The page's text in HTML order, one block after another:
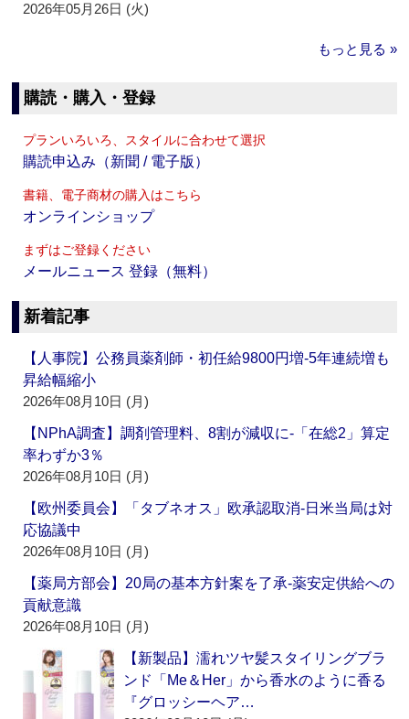
2026年05月26日 (火)
もっと見る »
購読・購入・登録
プランいろいろ、スタイルに合わせて選択
購読申込み（新聞 / 電子版）
書籍、電子商材の購入はこちら
オンラインショップ
まずはご登録ください
メールニュース 登録（無料）
新着記事
【人事院】公務員薬剤師・初任給9800円増‐5年連続増も
昇給幅縮小
2026年08月10日 (月)
【NPhA調査】調剤管理料、8割が減収に‐「在総2」算定
率わずか3％
2026年08月10日 (月)
【欧州委員会】「タブネオス」欧承認取消‐日米当局は対
応協議中
2026年08月10日 (月)
【薬局方部会】20局の基本方針案を了承‐薬安定供給への
貢献意識
2026年08月10日 (月)
【新製品】濡れツヤ髪スタイリングブラ
ンド「Me＆Her」から香水のように香る
『グロッシーヘア…